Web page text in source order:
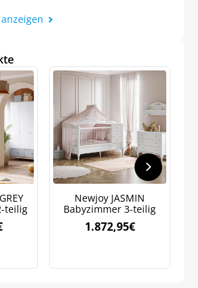
teilig
Newjoy JASMIN
Babyzimmer 3-teilig
1.872,95€
5% Rabatt
erste Bestellung sichern!
Code senden
auf dem Laufenden über
und Angebote.